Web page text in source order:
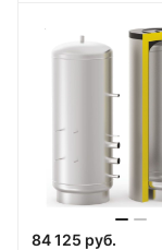
84 125 руб.